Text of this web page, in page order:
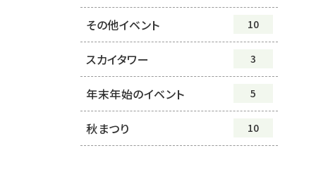
その他イベント 10
スカイタワー 3
年末年始のイベント 5
秋まつり 10